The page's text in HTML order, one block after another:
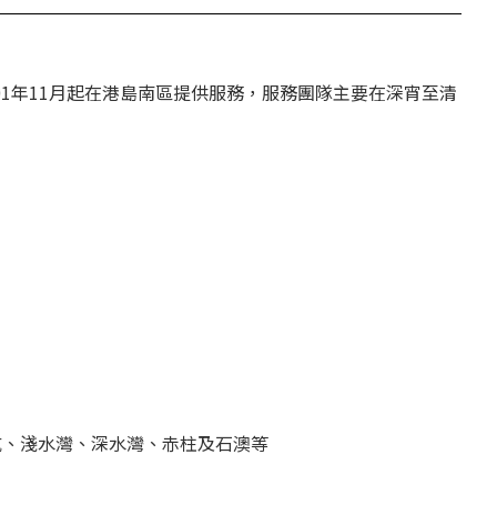
11月起在港島南區提供服務，服務團隊主要在深宵至清
淺水灣、深水灣、赤柱及石澳等